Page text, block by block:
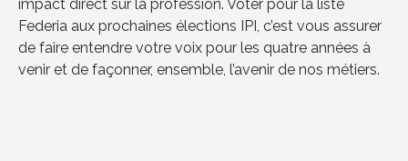
impact direct sur la profession. Voter pour la liste
Federia aux prochaines élections IPI, c’est vous assurer
de faire entendre votre voix pour les quatre années à
venir et de façonner, ensemble, l’avenir de nos métiers.